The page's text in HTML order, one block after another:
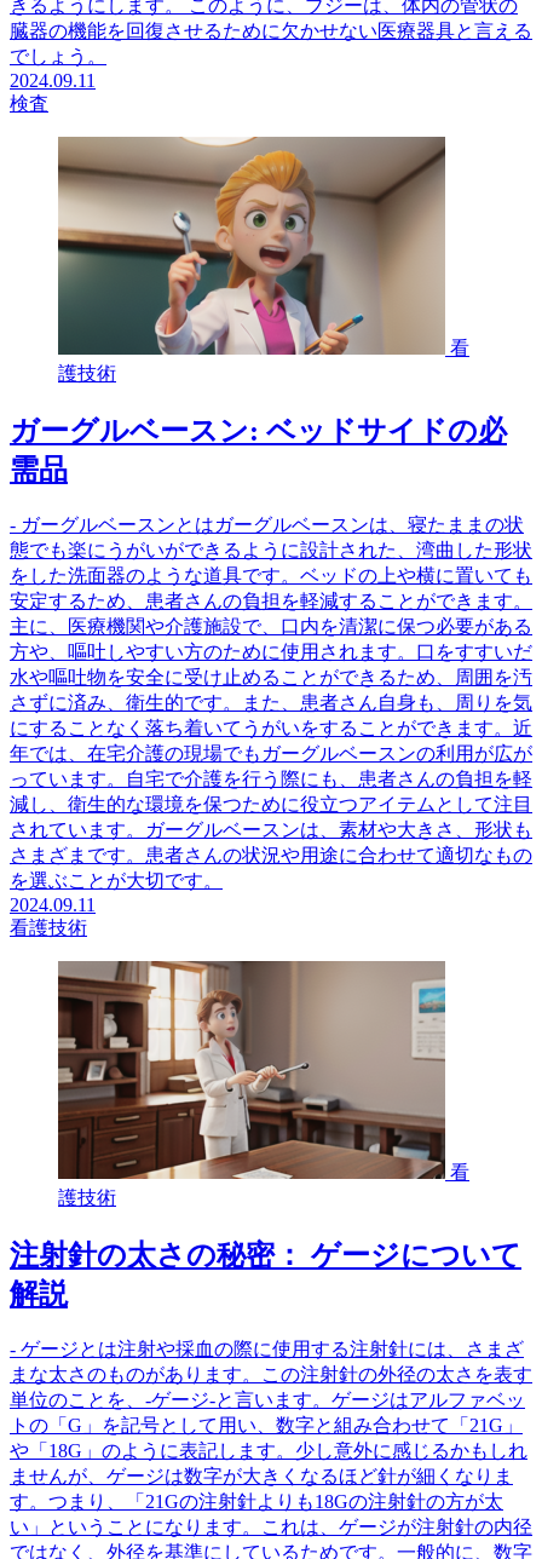
きるようにします。 このように、ブジーは、体内の管状の
臓器の機能を回復させるために欠かせない医療器具と言える
でしょう。
2024.09.11
検査
看
護技術
ガーグルベースン: ベッドサイドの必
需品
- ガーグルベースンとはガーグルベースンは、寝たままの状
態でも楽にうがいができるように設計された、湾曲した形状
をした洗面器のような道具です。ベッドの上や横に置いても
安定するため、患者さんの負担を軽減することができます。
主に、医療機関や介護施設で、口内を清潔に保つ必要がある
方や、嘔吐しやすい方のために使用されます。口をすすいだ
水や嘔吐物を安全に受け止めることができるため、周囲を汚
さずに済み、衛生的です。また、患者さん自身も、周りを気
にすることなく落ち着いてうがいをすることができます。近
年では、在宅介護の現場でもガーグルベースンの利用が広が
っています。自宅で介護を行う際にも、患者さんの負担を軽
減し、衛生的な環境を保つために役立つアイテムとして注目
されています。ガーグルベースンは、素材や大きさ、形状も
さまざまです。患者さんの状況や用途に合わせて適切なもの
を選ぶことが大切です。
2024.09.11
看護技術
看
護技術
注射針の太さの秘密： ゲージについて
解説
- ゲージとは注射や採血の際に使用する注射針には、さまざ
まな太さのものがあります。この注射針の外径の太さを表す
単位のことを、-ゲージ-と言います。ゲージはアルファベッ
トの「G」を記号として用い、数字と組み合わせて「21G」
や「18G」のように表記します。少し意外に感じるかもしれ
ませんが、ゲージは数字が大きくなるほど針が細くなりま
す。つまり、「21Gの注射針よりも18Gの注射針の方が太
い」ということになります。これは、ゲージが注射針の内径
ではなく、外径を基準にしているためです。一般的に、数字